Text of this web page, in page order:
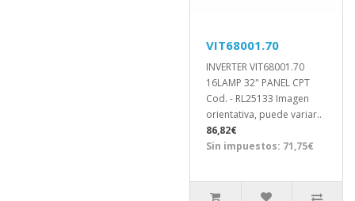
VIT68001.70
INVERTER VIT68001.70
16LAMP 32" PANEL CPT
Cod. - RL25133 Imagen
orientativa, puede variar..
86,82€
Sin impuestos: 71,75€